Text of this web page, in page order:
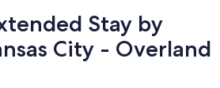
Stay by
City - Overland